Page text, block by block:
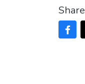
Share